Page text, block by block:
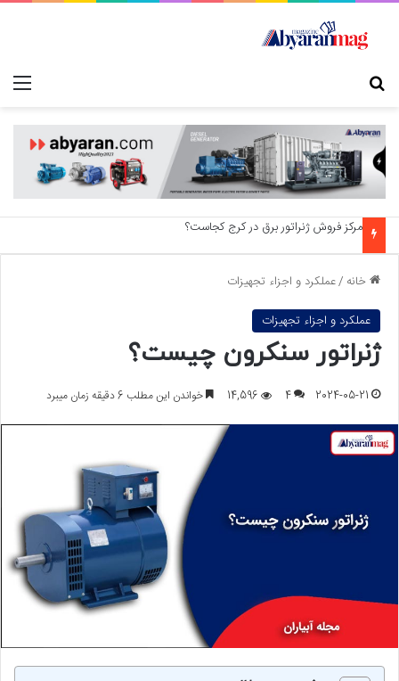
مرکز فروش ژنراتور برق در کرج کجاست؟
خانه /عملکرد و اجزاء تجهیزات
عملکرد و اجزاء تجهیزات
ژنراتور سنکرون چیست؟
2024-05-21
4
14,596 خواندن این مطلب 6 دقیقه زمان میبرد